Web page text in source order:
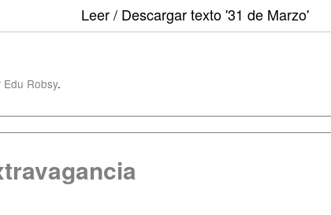
Leer / Descargar texto'31 de Marzo'
Edu Robsy.